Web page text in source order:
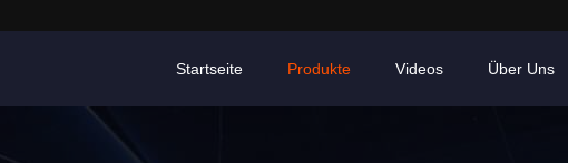
Startseite Produkte Videos Über Uns